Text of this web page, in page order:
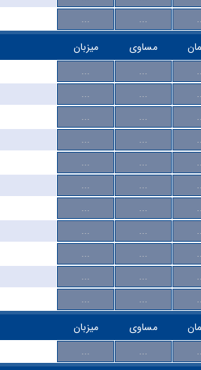
... ...
میزبان مساوی
... ...
... ...
... ...
... ...
... ...
... ...
... ...
... ...
... ...
... ...
... ...
میزبان مساوی
... ...